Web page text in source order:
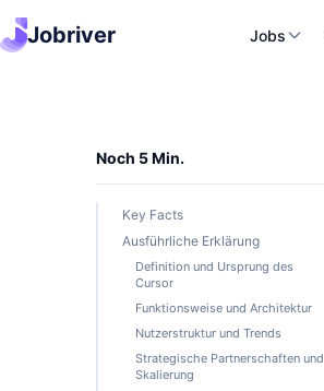
Jobriver Jobs
Noch 5 Min.
Key Facts
Ausführliche Erklärung
Definition und Ursprung des
Cursor
Funktionsweise und Architektur
Nutzerstruktur und Trends
Strategische Partnerschaften und
Skalierung